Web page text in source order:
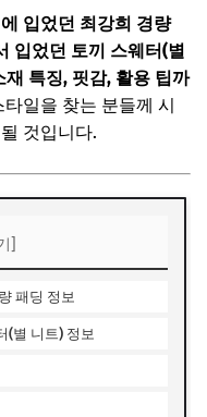
입었던 최강희 경량
입었던 토끼 스웨터(별
특징, 핏감, 활용 팁까
일을 찾는 분들께 시
것입니다.
]
패딩 정보
(별 니트) 정보